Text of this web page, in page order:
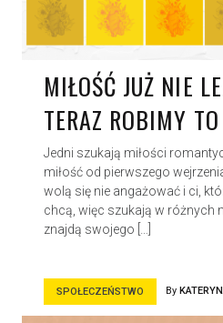
MIŁOŚĆ JUŻ NIE
TERAZ ROBIMY
Jedni szukają miłości
miłość od pierwszego
wolą się nie angażować i ci,
chcą, więc szukają w różnych
znajdą swojego […]
SPOŁECZEŃSTWO By